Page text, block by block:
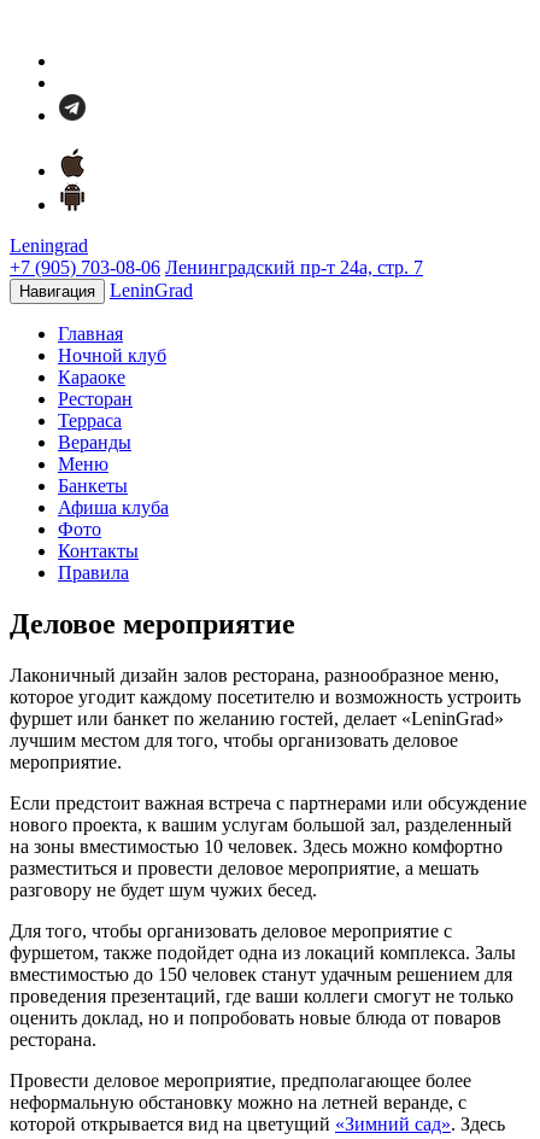
Leningrad
+7 (905) 703-08-06 Ленинградский пр-т 24а, стр. 7
Навигация LeninGrad
Главная
Ночной клуб
Караоке
Ресторан
Терраса
Веранды
Меню
Банкеты
Афиша клуба
Фото
Контакты
Правила
Деловое мероприятие
Лаконичный дизайн залов ресторана, разнообразное меню,
которое угодит каждому посетителю и возможность устроить
фуршет или банкет по желанию гостей, делает «LeninGrad»
лучшим местом для того, чтобы организовать деловое
мероприятие.
Если предстоит важная встреча с партнерами или обсуждение
нового проекта, к вашим услугам большой зал, разделенный
на зоны вместимостью 10 человек. Здесь можно комфортно
разместиться и провести деловое мероприятие, а мешать
разговору не будет шум чужих бесед.
Для того, чтобы организовать деловое мероприятие с
фуршетом, также подойдет одна из локаций комплекса. Залы
вместимостью до 150 человек станут удачным решением для
проведения презентаций, где ваши коллеги смогут не только
оценить доклад, но и попробовать новые блюда от поваров
ресторана.
Провести деловое мероприятие, предполагающее более
неформальную обстановку можно на летней веранде, с
которой открывается вид на цветущий «Зимний сад». Здесь